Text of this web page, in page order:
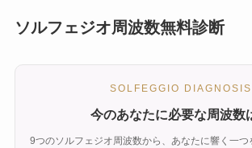
ソルフェジオ周波数無料診断
SOLFEGGIO DIAGNOSIS
今のあなたに必要な周波数
9つのソルフェジオ周波数から、あなたに響く一つ